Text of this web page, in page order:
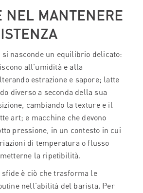
NEL MANTENERE
si nasconde un equilibrio delicato:
all'umidità e alla
estrazione e sapore; latte
diverso a seconda della sua
cambiando la texture e il
art; e macchine che devono
pressione, in un contesto in cui
di temperatura o flusso
la ripetibilità.
sfide è ciò che trasforma le
nell'abilità del barista. Per